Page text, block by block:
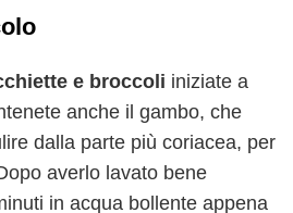
e broccoli iniziate a
anche il gambo, che
dalla parte più coriacea, per
averlo lavato bene
in acqua bollente appena